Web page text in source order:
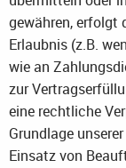
gewähren, erfolgt
Erlaubnis (z.B.
wie an
zur
eine rechtliche
Grundlage
Einsatz von